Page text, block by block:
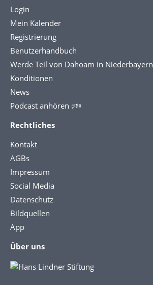
Login
Mein Kalender
Registrierung
Benutzerhandbuch
Werde Teil von Dahoam in Niederbayern
Konditionen
News
Podcast anhören 🕬
Rechtliches
Kontakt
AGBs
Impressum
Social Media
Datenschutz
Bildquellen
App
Über uns